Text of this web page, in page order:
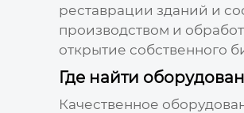
реставрации зданий и
производством и
открытие собственного
Где найти
Качественное